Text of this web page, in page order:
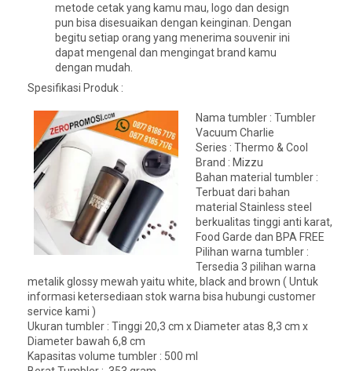
metode cetak yang kamu mau, logo dan design
pun bisa disesuaikan dengan keinginan. Dengan
begitu setiap orang yang menerima souvenir ini
dapat mengenal dan mengingat brand kamu
dengan mudah.
Spesifikasi Produk :
Nama tumbler : Tumbler
Vacuum Charlie
Series : Thermo & Cool
Brand : Mizzu
Bahan material tumbler :
Terbuat dari bahan
material Stainless steel
berkualitas tinggi anti karat,
Food Garde dan BPA FREE
Pilihan warna tumbler :
Tersedia 3 pilihan warna
metalik glossy mewah yaitu white, black and brown ( Untuk
informasi ketersediaan stok warna bisa hubungi customer
service kami )
Ukuran tumbler : Tinggi 20,3 cm x Diameter atas 8,3 cm x
Diameter bawah 6,8 cm
Kapasitas volume tumbler : 500 ml